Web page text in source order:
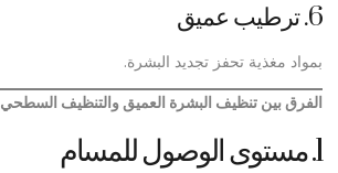
6. ترطيب عميق
بمواد مغذية تحفز تجديد البشرة.
الفرق بين تنظيف البشرة العميق والتنظيف السطحي
1. مستوى الوصول للمسام